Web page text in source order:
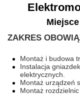
ZAKRES
Montaż i budowa
Instalacja
elektrycznych.
Montaż urządzeń
Montaż